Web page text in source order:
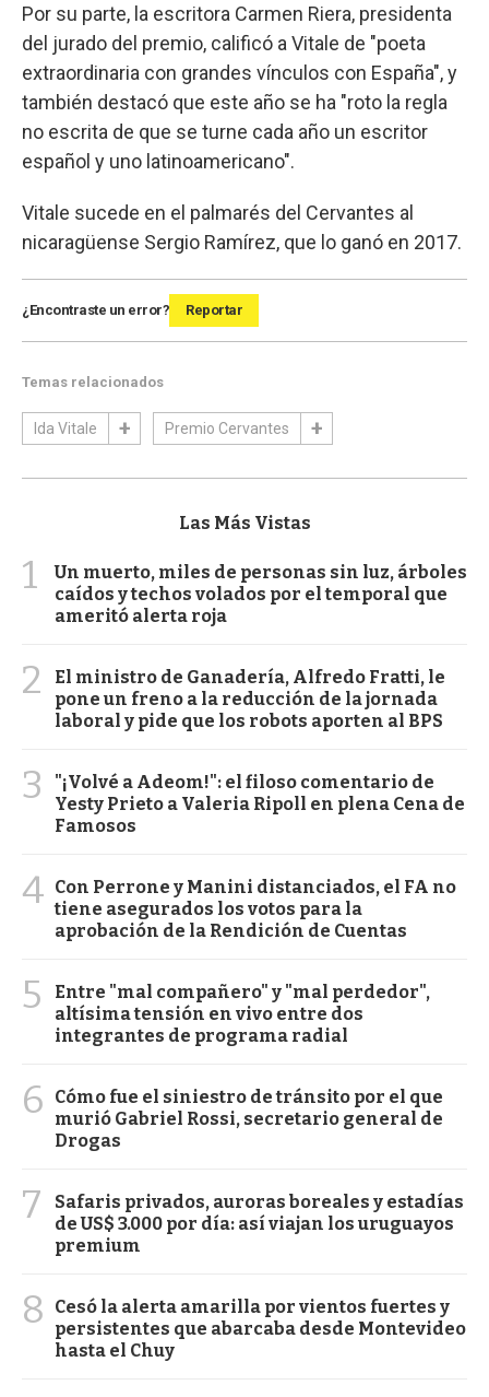
Por su parte, la escritora Carmen Riera, presidenta
del jurado del premio, calificó a Vitale de "poeta
extraordinaria con grandes vínculos con España", y
también destacó que este año se ha "roto la regla
no escrita de que se turne cada año un escritor
español y uno latinoamericano".
Vitale sucede en el palmarés del Cervantes al
nicaragüense Sergio Ramírez, que lo ganó en 2017.
¿Encontraste un error? Reportar
Temas relacionados
Ida Vitale Premio Cervantes
Las Más Vistas
1
Un muerto, miles de personas sin luz, árboles
caídos y techos volados por el temporal que
ameritó alerta roja
2
El ministro de Ganadería, Alfredo Fratti, le
pone un freno a la reducción de la jornada
laboral y pide que los robots aporten al BPS
3
"¡Volvé a Adeom!": el filoso comentario de
Yesty Prieto a Valeria Ripoll en plena Cena de
Famosos
4 Con Perrone y Manini distanciados, el FA no
tiene asegurados los votos para la
aprobación de la Rendición de Cuentas
5
Entre "mal compañero" y "mal perdedor",
altísima tensión en vivo entre dos
integrantes de programa radial
6
Cómo fue el siniestro de tránsito por el que
murió Gabriel Rossi, secretario general de
Drogas
7
Safaris privados, auroras boreales y estadías
de US$ 3.000 por día: así viajan los uruguayos
premium
8
Cesó la alerta amarilla por vientos fuertes y
persistentes que abarcaba desde Montevideo
hasta el Chuy